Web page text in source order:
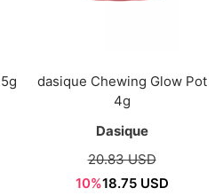
dasique Chewing Glow Pot
4g
Dasique
20.83 USD
10%18.75 USD